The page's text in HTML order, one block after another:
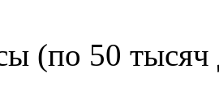
(по 50